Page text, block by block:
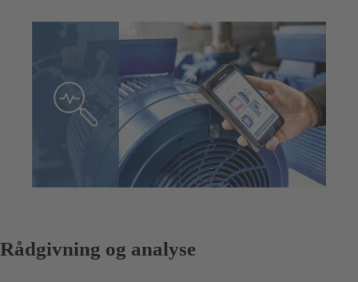
Rådgivning og analyse